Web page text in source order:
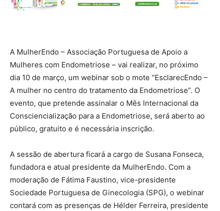
A MulherEndo – Associação Portuguesa de Apoio a
Mulheres com Endometriose – vai realizar, no próximo
dia 10 de março, um webinar sob o mote “EsclarecEndo –
A mulher no centro do tratamento da Endometriose”. O
evento, que pretende assinalar o Mês Internacional da
Consciencialização para a Endometriose, será aberto ao
público, gratuito e é necessária inscrição.
A sessão de abertura ficará a cargo de Susana Fonseca,
fundadora e atual presidente da MulherEndo. Com a
moderação de Fátima Faustino, vice-presidente
Sociedade Portuguesa de Ginecologia (SPG), o webinar
contará com as presenças de Hélder Ferreira, presidente